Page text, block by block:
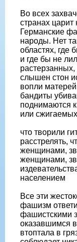
Во всех
странах
Германские
народы. Нет
областях, где
и где бы не
слышен стон
вопли
бандиты
поднимаются
или
что творили
расстрелять,
женщинами,
женщинами,
населением
Все эти
фашизм
фашистскими
оказавшимся
втоптала в